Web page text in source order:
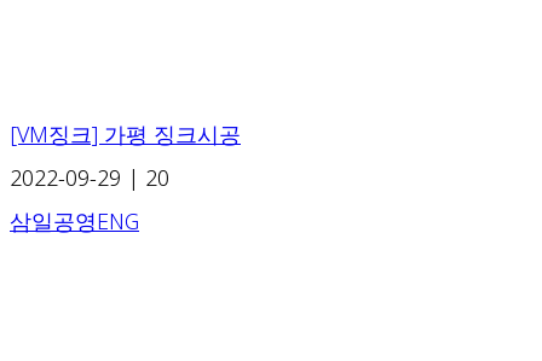
[VM징크] 가평 징크시공
2022-09-29 | 20
삼일공영ENG